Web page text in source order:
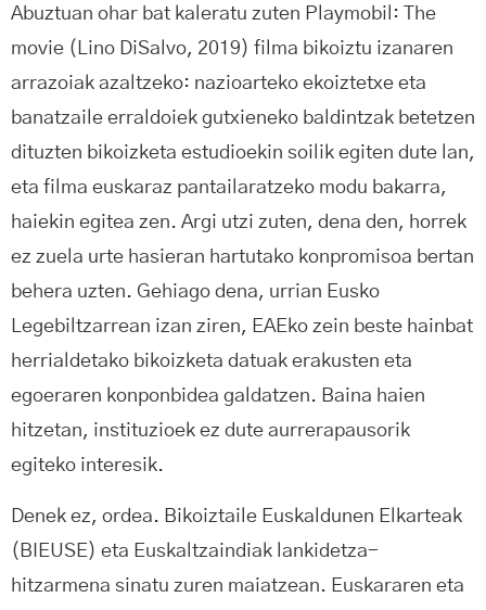
Abuztuan ohar bat kaleratu zuten Playmobil: The
movie (Lino DiSalvo, 2019) filma bikoiztu izanaren
arrazoiak azaltzeko: nazioarteko ekoiztetxe eta
banatzaile erraldoiek gutxieneko baldintzak betetzen
dituzten bikoizketa estudioekin soilik egiten dute lan,
eta filma euskaraz pantailaratzeko modu bakarra,
haiekin egitea zen. Argi utzi zuten, dena den, horrek
ez zuela urte hasieran hartutako konpromisoa bertan
behera uzten. Gehiago dena, urrian Eusko
Legebiltzarrean izan ziren, EAEko zein beste hainbat
herrialdetako bikoizketa datuak erakusten eta
egoeraren konponbidea galdatzen. Baina haien
hitzetan, instituzioek ez dute aurrerapausorik
egiteko interesik.
Denek ez, ordea. Bikoiztaile Euskaldunen Elkarteak
(BIEUSE) eta Euskaltzaindiak lankidetza-
hitzarmena sinatu zuren maiatzean. Euskararen eta